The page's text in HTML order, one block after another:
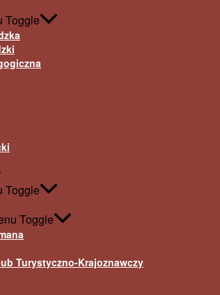
Toggle
Toggle
Toggle
Turystyczno-Krajoznawczy